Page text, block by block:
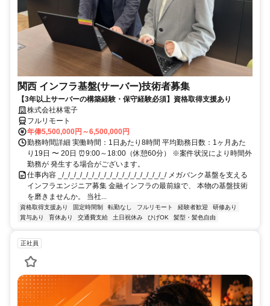
関西 インフラ基盤(サーバー)技術者募集
【3年以上サーバーの構築経験・保守経験必須】資格取得支援あり
株式会社林電子
フルリモート
年俸5,500,000円～6,500,000円
勤務時間詳細 実働時間：1日あたり8時間 平均勤務日数：1ヶ月あた
り19日 〜 20日 ⏰9:00～18:00（休憩60分） ※案件状況により時間外
勤務が 発生する場合がございます。
仕事内容 _/_/_/_/_/_/_/_/_/_/_/_/_/_/_/_/_/_/ メガバンク基盤を支える
インフラエンジニア募集 金融インフラの最前線で、 本物の基盤技術
を磨きませんか。 当社...
資格取得支援あり 固定時間制 転勤なし フルリモート 経験者歓迎
研修あり
賞与あり
育休あり 交通費支給 土日祝休み ひげOK 髪型・髪色自由
正社員